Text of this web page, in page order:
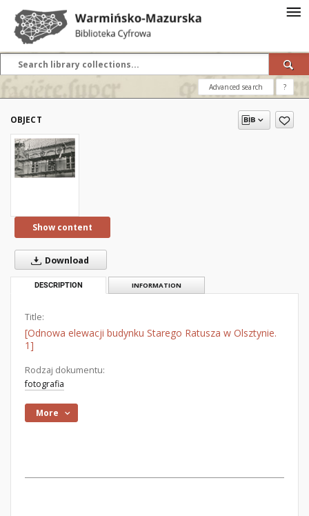
Advanced search ?
OBJECT
Show content
Download
DESCRIPTION INFORMATION
Title:
[Odnowa elewacji budynku Starego Ratusza w Olsztynie.
1]
Rodzaj dokumentu:
fotografia
More